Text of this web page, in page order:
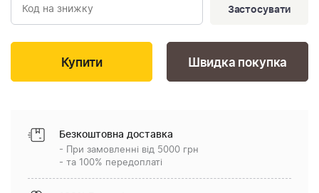
Застосувати
Швидка покупка
Безкоштовна доставка
- При замовленні від 5000 грн
- та 100% передоплаті